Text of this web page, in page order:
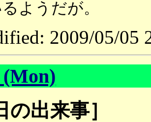
ようだが。
2009/05/05
(Mon)
の出来事］